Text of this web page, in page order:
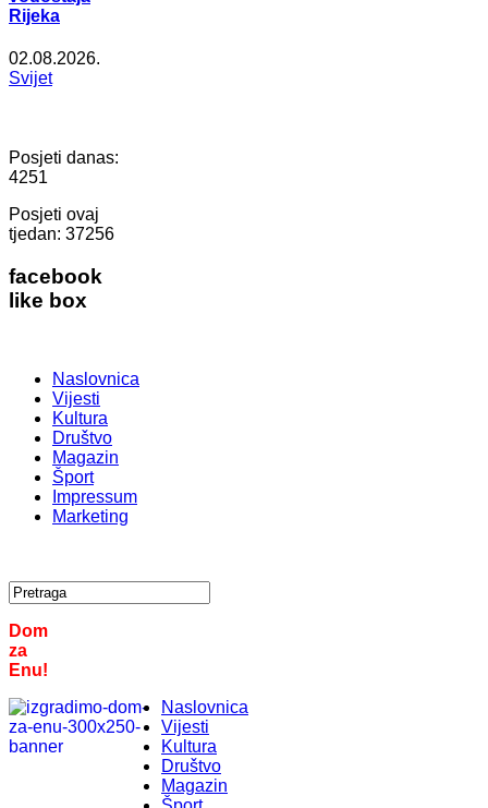
Rijeka
02.08.2026.
Svijet
Posjeti danas:
4251
Posjeti ovaj
tjedan: 37256
facebook
like box
Naslovnica
Vijesti
Kultura
Društvo
Magazin
Šport
Impressum
Marketing
Dom
za
Enu!
Naslovnica
Vijesti
Kultura
Društvo
Magazin